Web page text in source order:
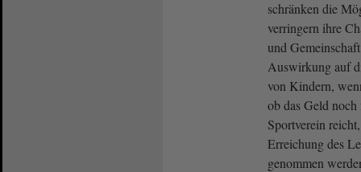
schränken die
verringern ihre
und
Auswirkung auf
von Kindern,
ob das Geld
Sportverein
Erreichung des
genommen